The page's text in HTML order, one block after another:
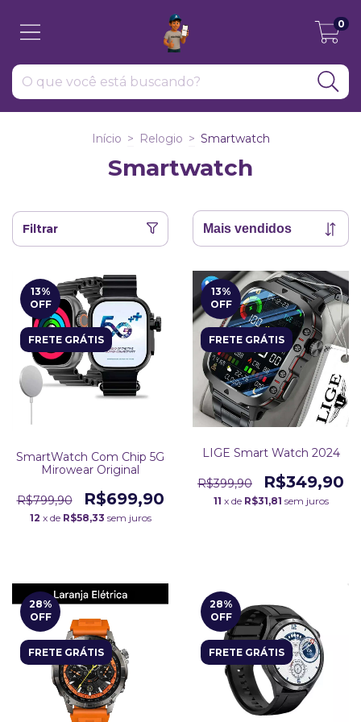
0
Início > Relogio > Smartwatch
Smartwatch
Filtrar
13%
OFF
FRETE GRÁTIS
SmartWatch Com Chip 5G
Mirowear Original
R$799,90 R$699,90
12 x de R$58,33 sem juros
13%
OFF
FRETE GRÁTIS
LIGE Smart Watch 2024
R$399,90 R$349,90
11 x de R$31,81 sem juros
28%
OFF
FRETE GRÁTIS
28%
OFF
FRETE GRÁTIS